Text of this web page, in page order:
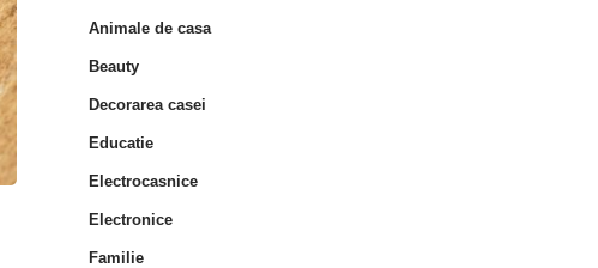
Animale de casa
Beauty
Decorarea casei
Educatie
Electrocasnice
Electronice
Familie